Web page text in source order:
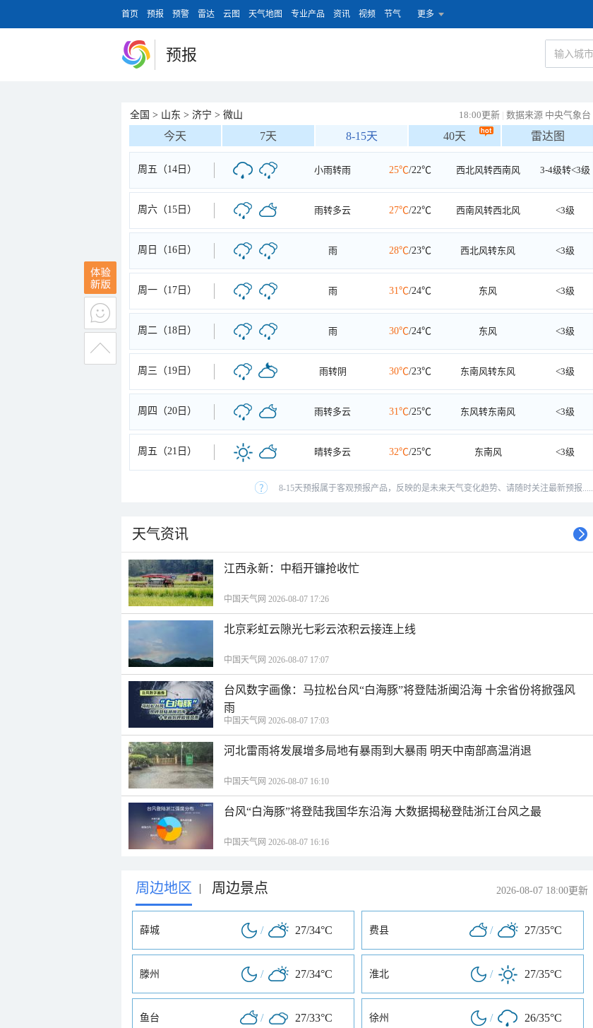
首页 预报 预警 雷达 云图 天气地图 专业产品 资讯 视频 节气 更多
预报
全国 > 山东 > 济宁 > 微山 18:00更新 | 数据来源 中央气象台
今天 7天 8-15天 40天 雷达图
周五（14日） 小雨转雨 25℃/22℃ 西北风转西南风 3-4级转<3级
周六（15日） 雨转多云 27℃/22℃ 西南风转西北风 <3级
周日（16日） 雨 28℃/23℃ 西北风转东风 <3级
周一（17日） 雨 31℃/24℃ 东风 <3级
周二（18日） 雨 30℃/24℃ 东风 <3级
周三（19日） 雨转阴 30℃/23℃ 东南风转东风 <3级
周四（20日） 雨转多云 31℃/25℃ 东风转东南风 <3级
周五（21日） 晴转多云 32℃/25℃ 东南风 <3级
8-15天预报属于客观预报产品，反映的是未来天气变化趋势、请随时关注最新预报.....
天气资讯
江西永新：中稻开镰抢收忙
中国天气网 2026-08-07 17:26
北京彩虹云隙光七彩云浓积云接连上线
中国天气网 2026-08-07 17:07
台风数字画像：马拉松台风“白海豚”将登陆浙闽沿海 十余省份将掀强风
雨
中国天气网 2026-08-07 17:03
河北雷雨将发展增多局地有暴雨到大暴雨 明天中南部高温消退
中国天气网 2026-08-07 16:10
台风“白海豚”将登陆我国华东沿海 大数据揭秘登陆浙江台风之最
中国天气网 2026-08-07 16:16
周边地区 | 周边景点 2026-08-07 18:00更新
薛城 / 27/34°C 费县 / 27/35°C
滕州 / 27/34°C 淮北 / 27/35°C
鱼台 / 27/33°C 徐州 / 26/35°C